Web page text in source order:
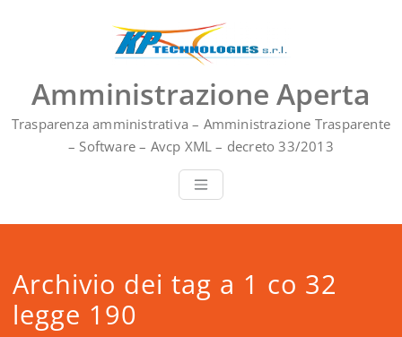
Amministrazione Aperta
Trasparenza amministrativa – Amministrazione Trasparente
– Software – Avcp XML – decreto 33/2013
Archivio dei tag a 1 co 32
legge 190